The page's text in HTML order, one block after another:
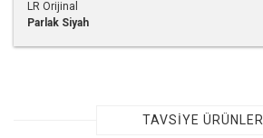
LR Orijinal
Parlak Siyah
Görüş ve önerileriniz için teşekkür ederiz.
TAVSİYE ÜRÜNLER